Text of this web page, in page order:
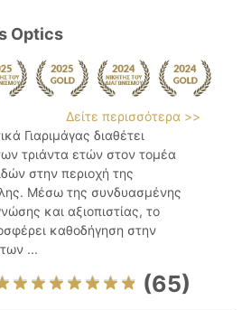
Optics
Δείτε περισσότερα >>
Γιαριμάγας διαθέτει
τριάντα ετών στον τομέα
στην περιοχή της
Μέσω της συνδυασμένης
και αξιοπιστίας, το
καθοδήγηση στην
...
(65)